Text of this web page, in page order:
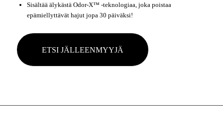
Sisältää älykästä Odor-X™ -teknologiaa, joka poistaa
epämiellyttävät hajut jopa 30 päiväksi!
ETSI JÄLLEENMYYJÄ